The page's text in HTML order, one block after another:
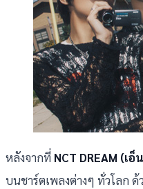
หลังจากที่ NCT DREAM (เ
บนชาร์ตเพลงต่างๆ ทั่วโลก